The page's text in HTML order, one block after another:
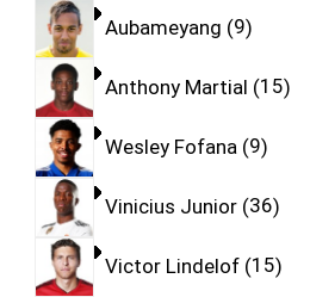
Aubameyang 9
Anthony Martial 15
Wesley Fofana 9
Vinicius Junior 36
Victor Lindelof 15